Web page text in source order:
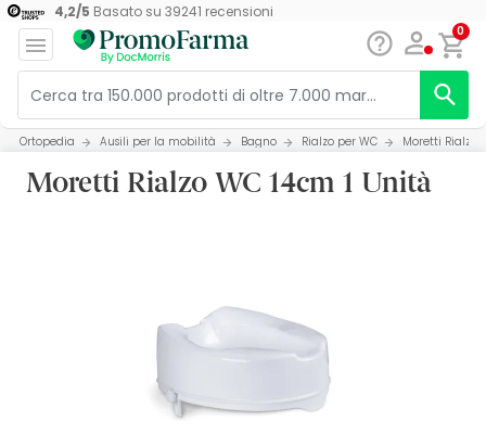
4,2/5 Basato su 39241 recensioni
0
Ortopedia Ausili per la mobilità Bagno Rialzo per WC Moretti Rialzo
Moretti Rialzo WC 14cm 1 Unità